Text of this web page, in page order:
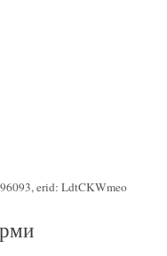
erid: LdtCKWmeo